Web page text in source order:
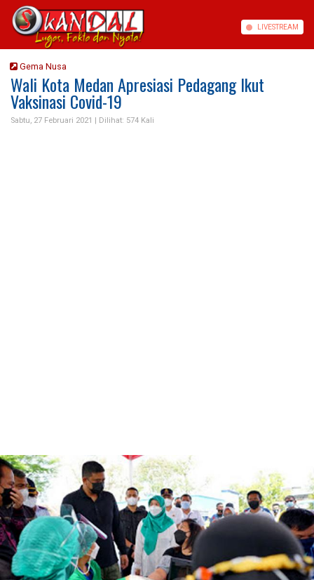
LIVESTREAM
Gema Nusa
Wali Kota Medan Apresiasi Pedagang Ikut
Vaksinasi Covid-19
Sabtu, 27 Februari 2021 | Dilihat: 574 Kali